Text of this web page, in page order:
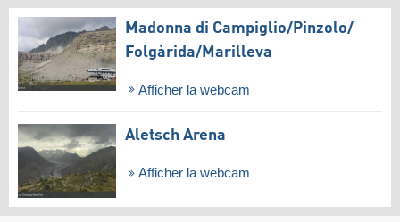
Madonna di Campiglio/​Pinzolo/​
Folgàrida/​Marilleva
Afficher la webcam
Aletsch Arena
Afficher la webcam